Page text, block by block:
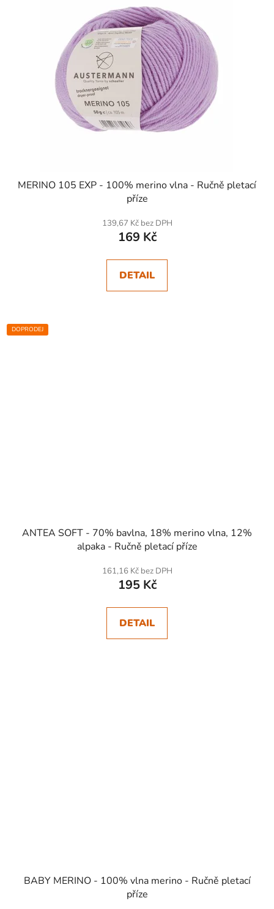
MERINO 105 EXP - 100% merino vlna - Ručně pletací
příze
139,67 Kč bez DPH
169 Kč
DETAIL
DOPRODEJ
ANTEA SOFT - 70% bavlna, 18% merino vlna, 12%
alpaka - Ručně pletací příze
161,16 Kč bez DPH
195 Kč
DETAIL
BABY MERINO - 100% vlna merino - Ručně pletací
příze